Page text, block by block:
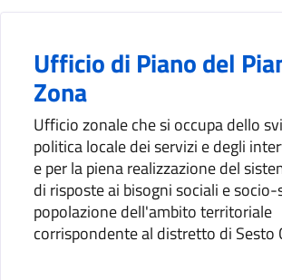
Ufficio di Piano del
Zona
Ufficio zonale che si occupa dello
politica locale dei servizi e degli
e per la piena realizzazione del
di risposte ai bisogni sociali e
popolazione dell'ambito territoriale
corrispondente al distretto di Sesto